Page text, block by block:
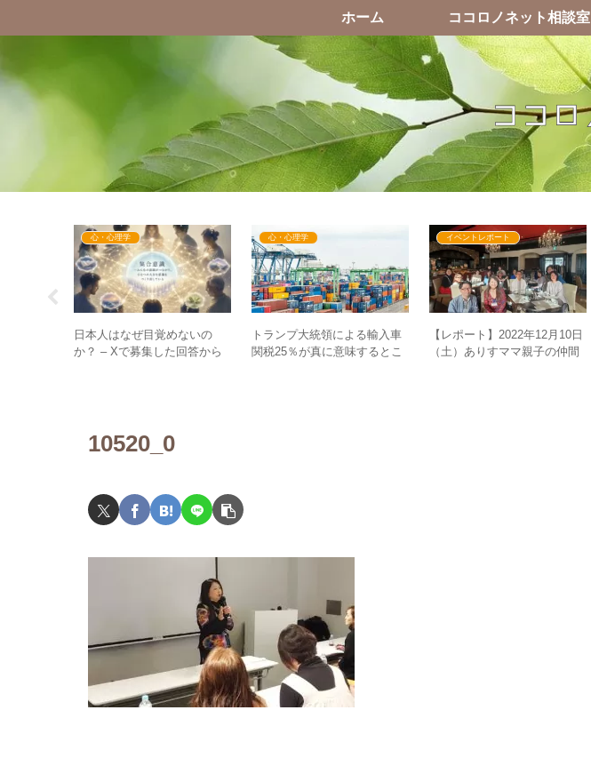
ホーム ココロノネット相談室
心・心理学
日本人はなぜ目覚めないの
か？ – Xで募集した回答から
心・心理学
トランプ大統領による輸入車
関税25％が真に意味するとこ
イベントレポート
【レポート】2022年12月10日
（土）ありすママ親子の仲間
10520_0